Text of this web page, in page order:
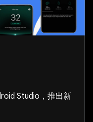
Studio，推出新